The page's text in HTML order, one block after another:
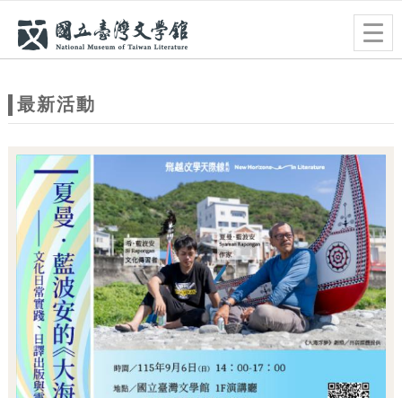
站
題
最新活動